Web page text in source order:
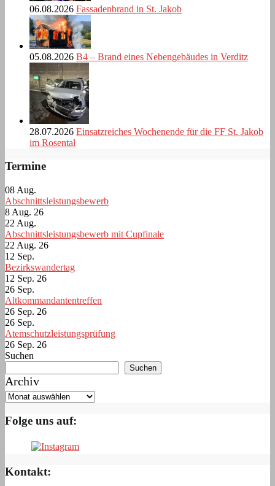
06.08.2026 Fassadenbrand in St. Jakob
05.08.2026 B4 – Brand eines Nebengebäudes in Verditz
28.07.2026 Einsatzreiches Wochenende für die FF St. Jakob
im Rosental
Termine
08 Aug.
Abschnittsleistungsbewerb
8 Aug. 26
22 Aug.
Abschnittsleistungsbewerb mit Cupfinale
22 Aug. 26
12 Sep.
Bezirkswandertag
12 Sep. 26
26 Sep.
Altkommandantentreffen
26 Sep. 26
26 Sep.
Atemschutzleistungsprüfung
26 Sep. 26
Suchen
Suchen
Archiv
Folge uns auf:
Kontakt: